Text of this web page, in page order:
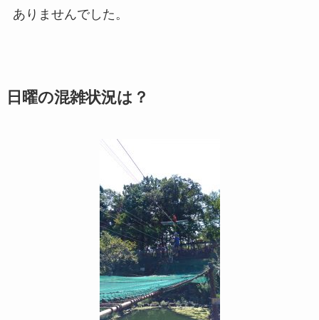
ありませんでした。
日曜の混雑状況は？